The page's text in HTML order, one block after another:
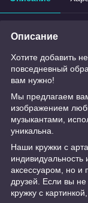
Описание
Хотите добавить
повседневный
вам нужно!
Мы предлагаем
изображением
музыкантами,
уникальна.
Наши кружки с
индивидуальность
аксессуаром, но и
друзей. Если вы
кружку с